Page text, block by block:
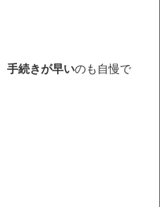
手続きが早いのも自慢で